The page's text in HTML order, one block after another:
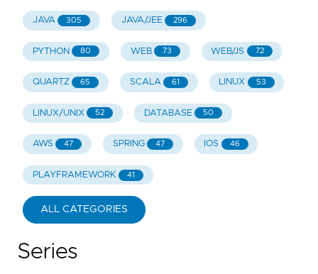
JAVA 305 JAVA/JEE 296
PYTHON 80 WEB 73 WEB/JS 72
QUARTZ 65 SCALA 61 LINUX 53
LINUX/UNIX 52 DATABASE 50
AWS 47 SPRING 47 IOS 46
PLAYFRAMEWORK 41
ALL CATEGORIES
Series